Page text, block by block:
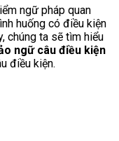
ngữ pháp quan
huống có điều kiện
chúng ta sẽ tìm hiểu
ngữ câu điều kiện
điều kiện.